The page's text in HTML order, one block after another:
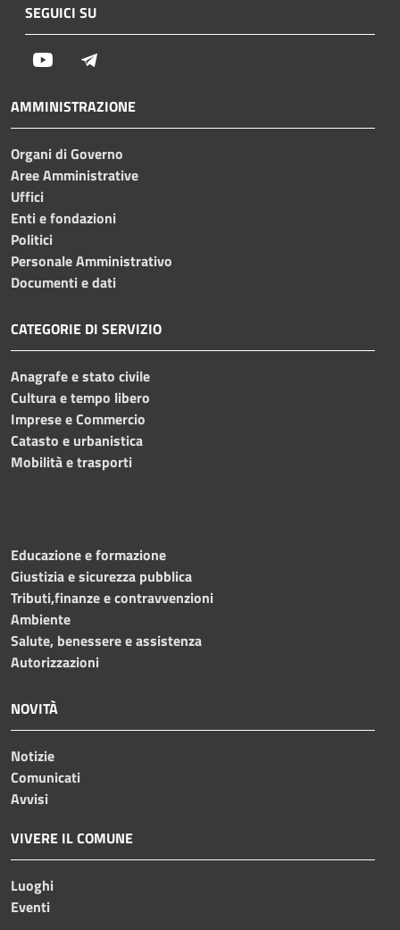
SEGUICI SU
Youtube
AMMINISTRAZIONE
Organi di Governo
Aree Amministrative
Uffici
Enti e fondazioni
Politici
Personale Amministrativo
Documenti e dati
CATEGORIE DI SERVIZIO
Anagrafe e stato civile
Cultura e tempo libero
Imprese e Commercio
Catasto e urbanistica
Mobilità e trasporti
Educazione e formazione
Giustizia e sicurezza pubblica
Tributi,finanze e contravvenzioni
Ambiente
Salute, benessere e assistenza
Autorizzazioni
NOVITÀ
Notizie
Comunicati
Avvisi
VIVERE IL COMUNE
Luoghi
Eventi